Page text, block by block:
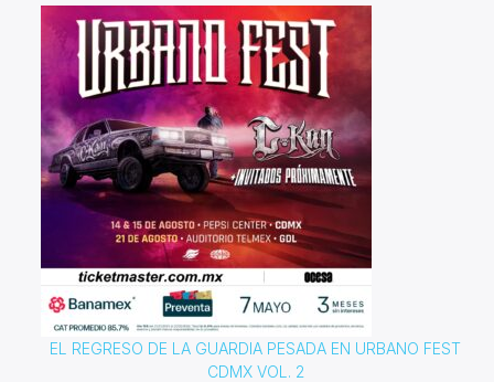
EL REGRESO DE LA GUARDIA PESADA EN URBANO FEST
CDMX VOL. 2